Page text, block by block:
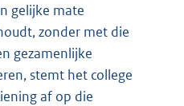
gelijke mate
zonder met die
gezamenlijke
stemt het college
af op die